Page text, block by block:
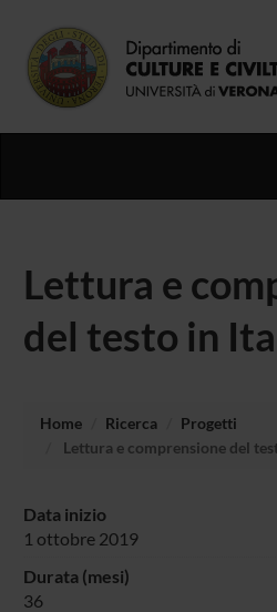
Lettura e
del testo in
Home Ricerca
Progetti
Lettura e comprensione del
Data inizio
1 ottobre 2019
Durata (mesi)
36